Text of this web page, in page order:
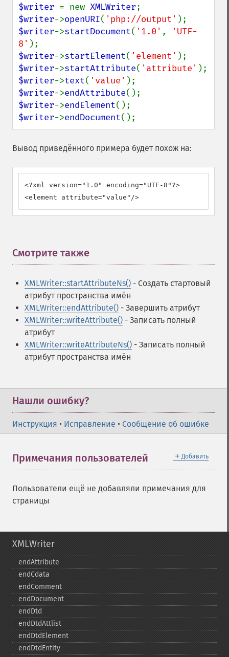
$writer = new XMLWriter
$writer->openURI( 'php://output'
$writer->startDocument( '1.0' ,
'UTF-
8'
$writer->startElement( 'element'
$writer->startAttribute( 'attribute'
$writer->text( 'value'
$writer->endAttribute
$writer->endElement
$writer->endDocument();
Вывод приведённого примера будет похож на:
<?xml version="1.0" encoding="UTF-8"?>
<element attribute="value"/>
Смотрите также
XMLWriter::startAttributeNs() - Создать стартовый
атрибут пространства имён
XMLWriter::endAttribute() - Завершить атрибут
XMLWriter::writeAttribute() - Записать полный
атрибут
XMLWriter::writeAttributeNs() - Записать полный
атрибут пространства имён
Нашли ошибку?
Инструкция • Исправление • Сообщение об ошибке
＋ Добавить
Примечания пользователей
Пользователи ещё не добавляли примечания для
страницы
XMLWriter
endAttribute
endCdata
endComment
endDocument
endDtd
endDtdAttlist
endDtdElement
endDtdEntity